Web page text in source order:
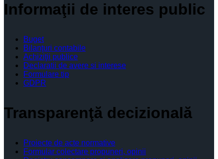
Informaţii de interes public
Buget
Bilanţuri contabile
Achiziţii publice
Declaratii de avere si interese
Formulare tip
GDPR
Transparenţă decizională
Proiecte de acte normative
Formular colectare propuneri, opinii